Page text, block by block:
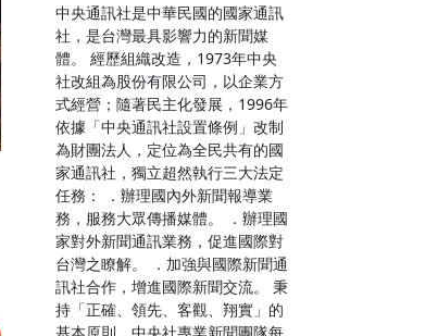
中央通訊社是中華民國的國家通訊
社，是台灣最具影響力的新聞媒
體。 經歷組織改造，1973年中央
社改組為股份有限公司，以企業方
式經營；隨著民主化發展，1996年
依據「中央通訊社設置條例」改制
為財團法人，定位為全民共有的國
家通訊社，獨立超然執行三大法定
任務： ．辦理國內外新聞報導業
務，服務大眾傳播媒體。 ．辦理國
家對外新聞通訊業務，促進國際對
台灣之瞭解。 ．加強與國際新聞通
訊社合作，增進國際新聞交流。 秉
持「正確、領先、客觀、翔實」的